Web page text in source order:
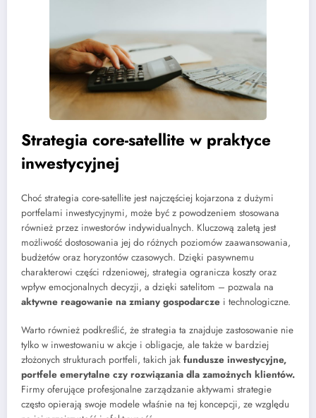
Strategia core-satellite w praktyce
inwestycyjnej
Choć strategia core-satellite jest najczęściej kojarzona z dużymi
portfelami inwestycyjnymi, może być z powodzeniem stosowana
również przez inwestorów indywidualnych. Kluczową zaletą jest
możliwość dostosowania jej do różnych poziomów zaawansowania,
budżetów oraz horyzontów czasowych. Dzięki pasywnemu
charakterowi części rdzeniowej, strategia ogranicza koszty oraz
wpływ emocjonalnych decyzji, a dzięki satelitom – pozwala na
aktywne reagowanie na zmiany gospodarcze i technologiczne.
Warto również podkreślić, że strategia ta znajduje zastosowanie nie
tylko w inwestowaniu w akcje i obligacje, ale także w bardziej
złożonych strukturach portfeli, takich jak fundusze inwestycyjne,
portfele emerytalne czy rozwiązania dla zamożnych klientów.
Firmy oferujące profesjonalne zarządzanie aktywami strategie
często opierają swoje modele właśnie na tej koncepcji, ze względu